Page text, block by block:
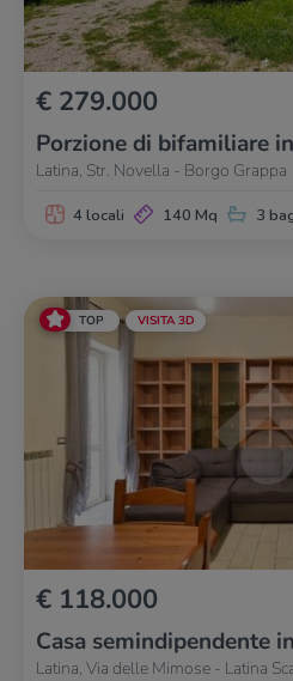
€ 279.000
Porzione di bifamiliare
Latina, Str. Novella - Borgo Grappa
4 locali 140 Mq 3
TOP VISITA 3D
€ 118.000
Casa semindipendente
Latina, Via delle Mimose - Latina